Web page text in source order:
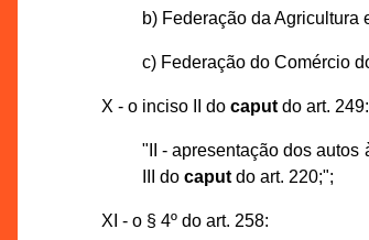
b) Federação da Agricultura
c) Federação do Comércio
X - o inciso II do caputdo art. 249:
"II - apresentação dos
III docaput do art. 220;";
XI - o § 4º do art. 258: